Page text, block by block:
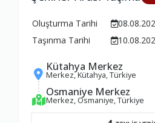
Oluşturma Tarihi
Taşınma Tarihi
Kütahya Merkez
Merkez, Kütahya, Türkiye
Osmaniye Merkez
Merkez, Osmaniye, Türkiye